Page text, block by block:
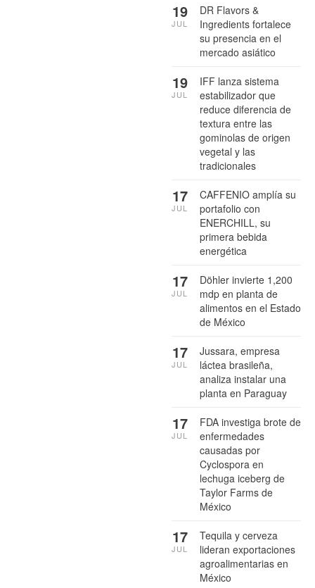
DR Flavors &
Ingredients fortalece
su presencia en el
mercado asiático
19
JUL
IFF lanza sistema
estabilizador que
reduce diferencia de
textura entre las
gominolas de origen
vegetal y las
tradicionales
19
JUL
CAFFENIO amplía su
portafolio con
ENERCHILL, su
primera bebida
energética
17
JUL
Döhler invierte 1,200
mdp en planta de
alimentos en el Estado
de México
17
JUL
Jussara, empresa
láctea brasileña,
analiza instalar una
planta en Paraguay
17
JUL
FDA investiga brote de
enfermedades
causadas por
Cyclospora en
lechuga iceberg de
Taylor Farms de
México
17
JUL
Tequila y cerveza
lideran exportaciones
agroalimentarias en
México
17
JUL